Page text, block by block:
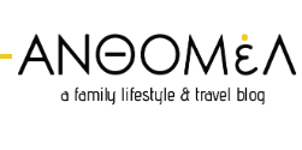
περιεχόμενο